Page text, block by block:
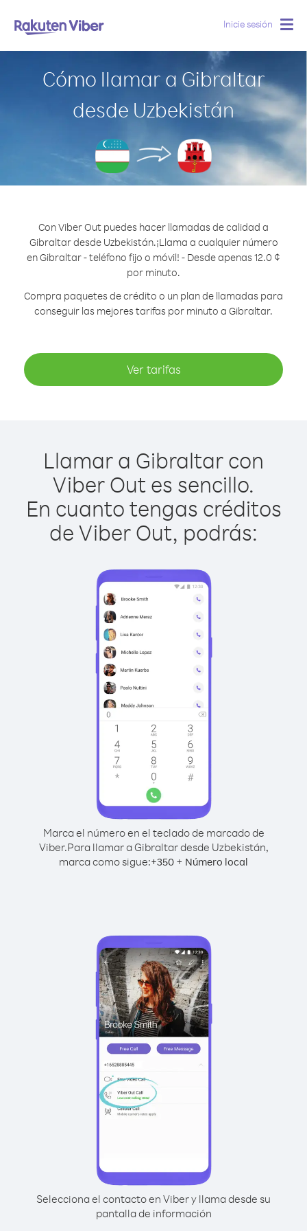
Inicie sesión
Cómo llamar a Gibraltar
desde Uzbekistán
Con Viber Out puedes hacer llamadas de calidad a
Gibraltar desde Uzbekistán.¡Llama a cualquier número
en Gibraltar - teléfono fijo o móvil! - Desde apenas 12.0 ¢
por minuto.
Compra paquetes de crédito o un plan de llamadas para
conseguir las mejores tarifas por minuto a Gibraltar.
Ver tarifas
Llamar a Gibraltar con
Viber Out es sencillo.
En cuanto tengas créditos
de Viber Out, podrás:
Marca el número en el teclado de marcado de
Viber.Para llamar a Gibraltar desde Uzbekistán,
marca como sigue:+350 + Número local
Selecciona el contacto en Viber y llama desde su
pantalla de información